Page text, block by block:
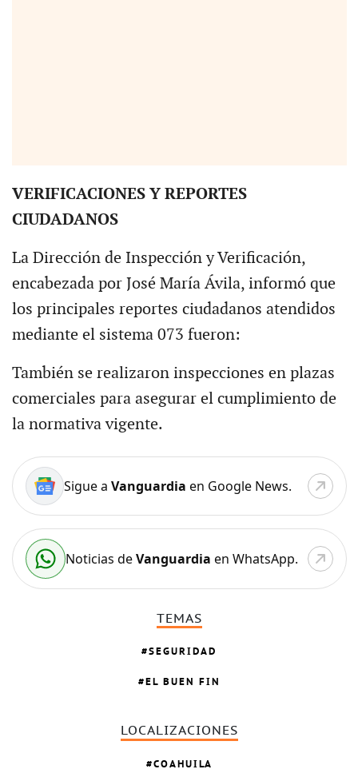
VERIFICACIONES Y REPORTES
CIUDADANOS
La Dirección de Inspección y Verificación,
encabezada por José María Ávila, informó que
los principales reportes ciudadanos atendidos
mediante el sistema 073 fueron:
También se realizaron inspecciones en plazas
comerciales para asegurar el cumplimiento de
la normativa vigente.
Sigue a Vanguardia en Google News.
Noticias deVanguardia en WhatsApp.
TEMAS
SEGURIDAD
EL BUEN FIN
LOCALIZACIONES
COAHUILA